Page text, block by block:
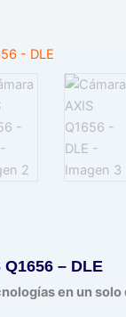
– DLE
en un